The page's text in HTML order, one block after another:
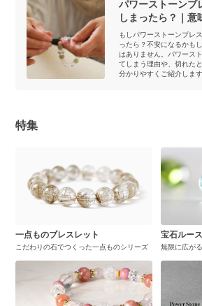
パワーストーンブ
しまったら？｜意
もしパワーストーンブレ
ったら？不安になるかも
はありません。パワース
てしまう理由や、切れた
分かりやすくご紹介します
特集
一点ものブレスレット
こだわりの石でつくった一点ものシリーズ
宝石ルー
無限に広が